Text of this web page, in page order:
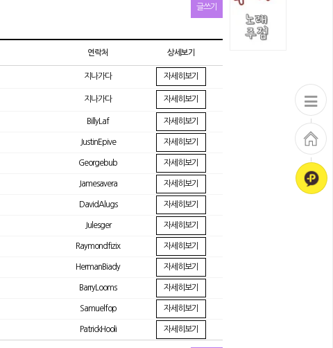
글쓰기
연락처 상세보기
지나가다 자세히보기
지나가다 자세히보기
BillyLaf 자세히보기
JustinEpive 자세히보기
Georgebub 자세히보기
Jamesavera 자세히보기
DavidAlugs 자세히보기
Julesger 자세히보기
Raymondfizix 자세히보기
HermanBiady 자세히보기
BarryLooms 자세히보기
Samuelfop 자세히보기
PatrickHooli 자세히보기